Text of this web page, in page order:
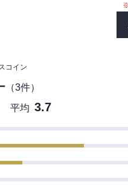
コイン
（3件）
平均 3.7